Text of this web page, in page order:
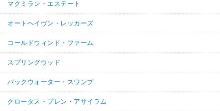
マクミラン・エステート
オートヘイヴン・レッカーズ
コールドウィンド・ファーム
スプリングウッド
バックウォーター・スワンプ
クロータス・プレン・アサイラム